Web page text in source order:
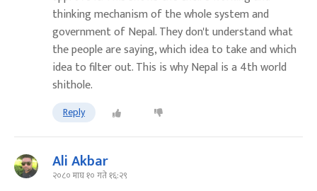
thinking mechanism of the whole system and
government of Nepal. They don't understand what
the people are saying, which idea to take and which
idea to filter out. This is why Nepal is a 4th world
shithole.
Reply
Ali Akbar
२०८० माघ १० गते १६:२९